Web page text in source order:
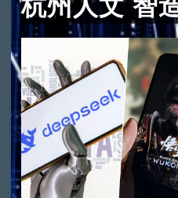
杭州人文 智